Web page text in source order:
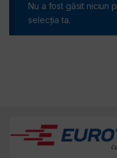
Nu a fost găsit niciun
selecția ta.